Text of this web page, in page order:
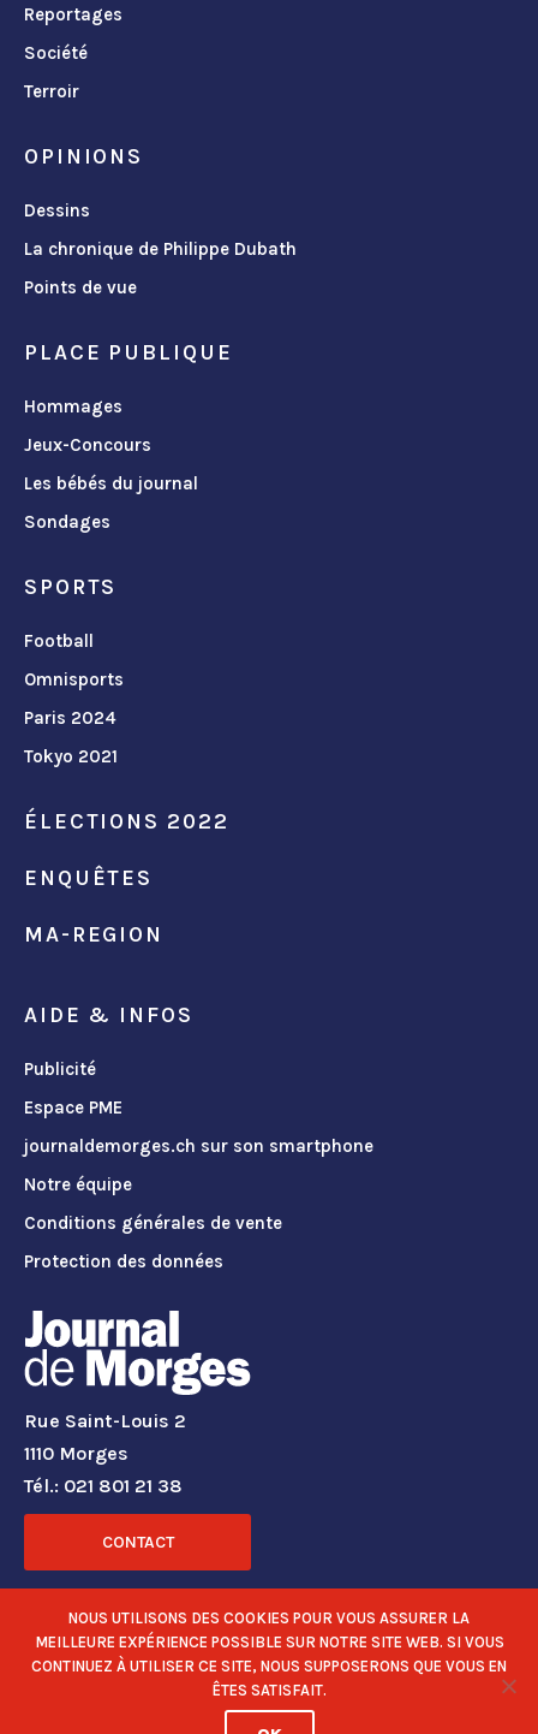
Reportages
Société
Terroir
OPINIONS
Dessins
La chronique de Philippe Dubath
Points de vue
PLACE PUBLIQUE
Hommages
Jeux-Concours
Les bébés du journal
Sondages
SPORTS
Football
Omnisports
Paris 2024
Tokyo 2021
ÉLECTIONS 2022
ENQUÊTES
MA-REGION
AIDE & INFOS
Publicité
Espace PME
journaldemorges.ch sur son smartphone
Notre équipe
Conditions générales de vente
Protection des données
Rue Saint-Louis 2
1110 Morges
Tél.: 021 801 21 38
CONTACT
RÉSEAUX SOCIAUX
NOUS UTILISONS DES COOKIES POUR VOUS ASSURER LA
MEILLEURE EXPÉRIENCE POSSIBLE SUR NOTRE SITE WEB. SI VOUS
CONTINUEZ À UTILISER CE SITE, NOUS SUPPOSERONS QUE VOUS EN
ÊTES SATISFAIT.